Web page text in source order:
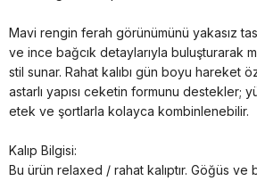
Mavi rengin ferah görünümünü yakasız
ve ince bağcık detaylarıyla buluşturarak
stil sunar. Rahat kalıbı gün boyu hareket
astarlı yapısı ceketin formunu destekler;
etek ve şortlarla kolayca kombinlenebilir.
Kalıp Bilgisi:
Bu ürün relaxed / rahat kalıptır. Göğüs ve